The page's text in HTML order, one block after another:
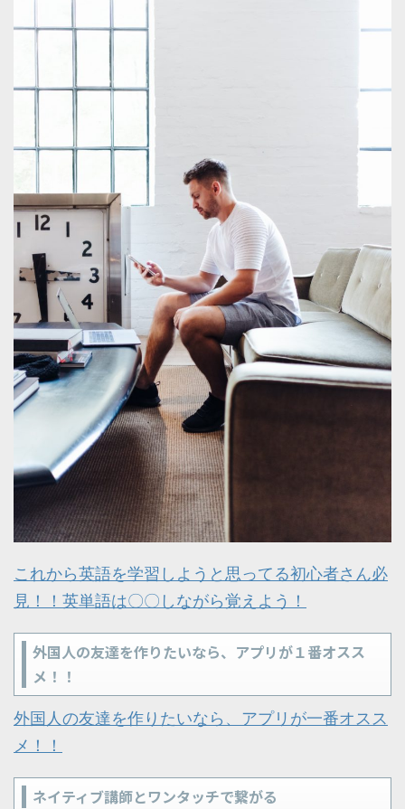
これから英語を学習しようと思ってる初心者さん必
見！！英単語は〇〇しながら覚えよう！
外国人の友達を作りたいなら、アプリが１番オスス
メ！！
外国人の友達を作りたいなら、アプリが一番オスス
メ！！
ネイティブ講師とワンタッチで繋がる